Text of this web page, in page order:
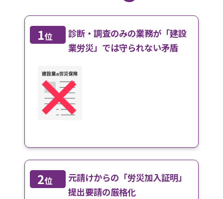
1位
診断・調査のみの業務が「建設
業労災」では守られない矛盾
2位
元請けからの「労災加入証明」
提出要請の厳格化